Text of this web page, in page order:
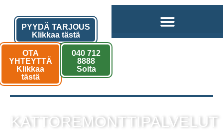
PYYDÄ TARJOUS
Klikkaa tästä
OTA
YHTEYTTÄ
Klikkaa
tästä
040 712
8888
Soita
KATTOREMONTTIPALVELUT